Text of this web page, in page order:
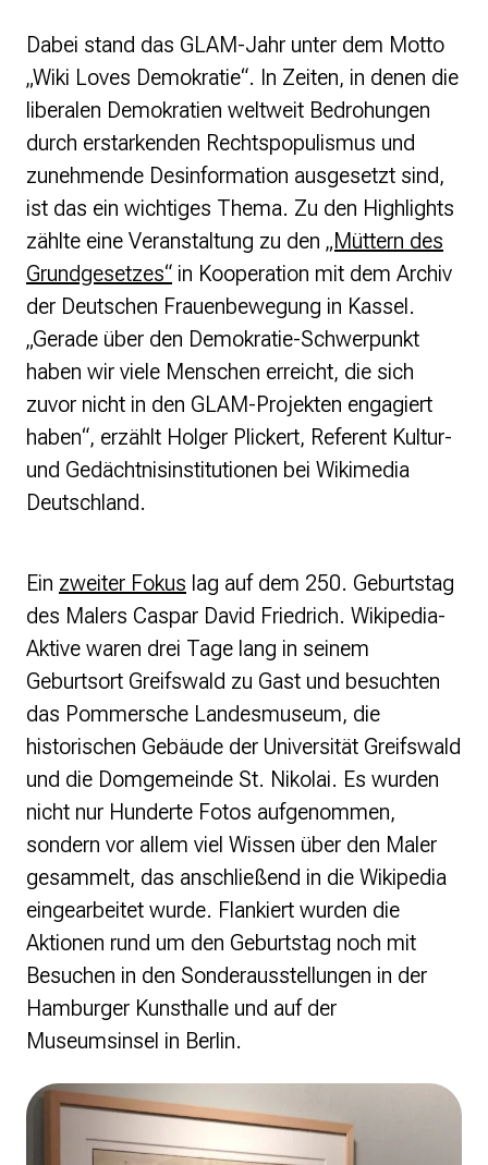
Dabei stand das GLAM-Jahr unter dem Motto
„Wiki Loves Demokratie“. In Zeiten, in denen die
liberalen Demokratien weltweit Bedrohungen
durch erstarkenden Rechtspopulismus und
zunehmende Desinformation ausgesetzt sind,
ist das ein wichtiges Thema. Zu den Highlights
zählte eine Veranstaltung zu den „Müttern des
Grundgesetzes“ in Kooperation mit dem Archiv
der Deutschen Frauenbewegung in Kassel.
„Gerade über den Demokratie-Schwerpunkt
haben wir viele Menschen erreicht, die sich
zuvor nicht in den GLAM-Projekten engagiert
haben“, erzählt Holger Plickert, Referent Kultur-
und Gedächtnisinstitutionen bei Wikimedia
Deutschland.
Ein zweiter Fokus lag auf dem 250. Geburtstag
des Malers Caspar David Friedrich. Wikipedia-
Aktive waren drei Tage lang in seinem
Geburtsort Greifswald zu Gast und besuchten
das Pommersche Landesmuseum, die
historischen Gebäude der Universität Greifswald
und die Domgemeinde St. Nikolai. Es wurden
nicht nur Hunderte Fotos aufgenommen,
sondern vor allem viel Wissen über den Maler
gesammelt, das anschließend in die Wikipedia
eingearbeitet wurde. Flankiert wurden die
Aktionen rund um den Geburtstag noch mit
Besuchen in den Sonderausstellungen in der
Hamburger Kunsthalle und auf der
Museumsinsel in Berlin.